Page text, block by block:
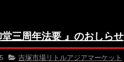
堂三周年法要 』のおしらせ
吉塚市場リトルアジアマーケット